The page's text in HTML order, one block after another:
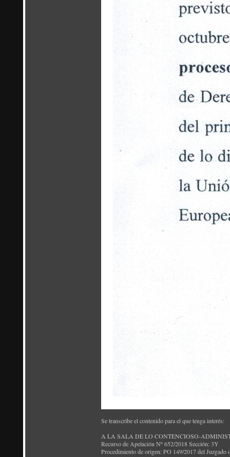
Se transcribe el contenido para el que tenga interés:
A LA SALA DE LO CONTENCIOSO-
Recurso de Apelación Nº 652/2018 Sección: 3Y
Procedimiento de origen: PO 149/2017 del Juzgado